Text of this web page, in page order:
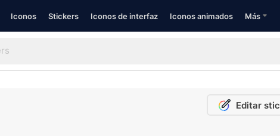
Iconos Stickers Iconos de interfaz Iconos animados Más
Editar